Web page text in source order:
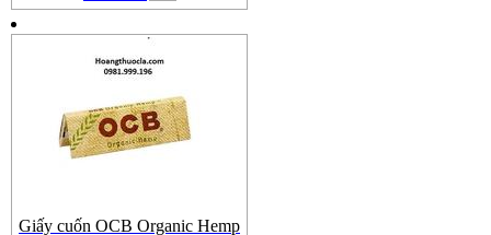
Giấy cuốn OCB Organic Hemp